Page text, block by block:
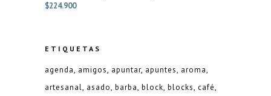
$224.900
ETIQUETAS
agenda amigos apuntar apuntes aroma
artesanal asado barba block blocks café